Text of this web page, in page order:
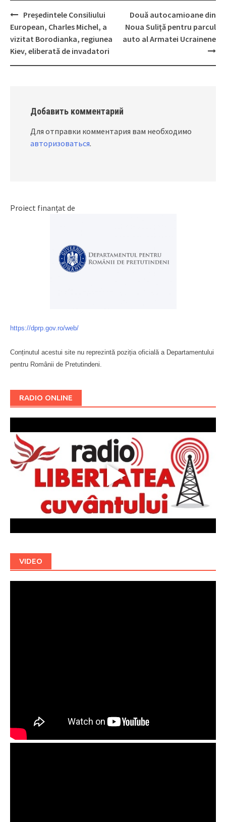
Post
navigation
Președintele Consiliului
European, Charles Michel, a
vizitat Borodianka, regiunea
Kiev, eliberată de invadatori
Două autocamioane din
Noua Suliţă pentru parcul
auto al Armatei Ucrainene
Добавить комментарий
Для отправки комментария вам необходимо
авторизоваться.
Proiect finanțat de
https://dprp.gov.ro/web/
Conținutul acestui site nu reprezintă poziția oficială a Departamentului
pentru Românii de Pretutindeni.
RADIO ONLINE
VIDEO